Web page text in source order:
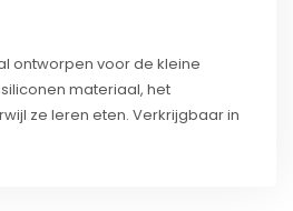
ontworpen voor de kleine
materiaal, het
ze leren eten. Verkrijgbaar in